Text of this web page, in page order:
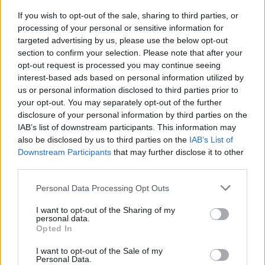
If you wish to opt-out of the sale, sharing to third parties, or
processing of your personal or sensitive information for
targeted advertising by us, please use the below opt-out
section to confirm your selection. Please note that after your
opt-out request is processed you may continue seeing
interest-based ads based on personal information utilized by
us or personal information disclosed to third parties prior to
your opt-out. You may separately opt-out of the further
disclosure of your personal information by third parties on the
IAB’s list of downstream participants. This information may
also be disclosed by us to third parties on the IAB’s List of
Downstream Participants that may further disclose it to other
Please note that this website/app uses one or more Google
not limited to your visit or usage behaviour. You may click to
grant or deny consent to Google and its third-party tags to
use your data for below specified purposes in below Google
consent section.
Personal Data Processing Opt Outs
I want to opt-out of the Sharing of my
personal data.
Opted In
I want to opt-out of the Sale of my
Personal Data.
Persona 5 Royal - 7,25 millió
Sonic Frontiers - 4,57 millió
Team Sonic Racing - 3,50 millió
Three Kingdoms - 3,21 millió
Yakuza: Like a Dragon - 2,86 millió
Sonic Superstars - 2,43 millió
Persona 3 Reload - 2,07 millió
Like a Dragon Gaiden: The Man Who Erased His Name